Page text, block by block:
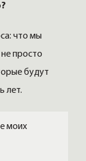
что мы
просто
будут
лет.
моих